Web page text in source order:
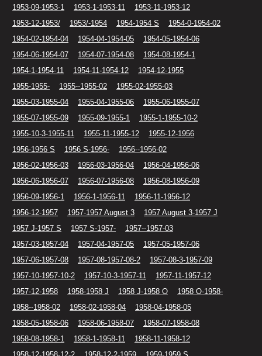
1953-09-1953-1 1953-1-1953-11
1953-11-1953-12
1953-12-1953/
1953/-1954 1954-1954 S
1954-0-1954-02
1954-02-1954-04
1954-04-1954-05
1954-05-1954-06
1954-06-1954-07
1954-07-1954-08
1954-08-1954-1
1954-1-1954-11
1954-11-1954-12
1954-12-1955
1955-1955-
1955--1955-02
1955-02-1955-03
1955-03-1955-04
1955-04-1955-06
1955-06-1955-07
1955-07-1955-09
1955-09-1955-1
1955-1-1955-10-2
1955-10-3-1955-11
1955-11-1955-12
1955-12-1956
1956-1956 S
1956 S-1956-
1956--1956-02
1956-02-1956-03
1956-03-1956-04
1956-04-1956-06
1956-06-1956-07
1956-07-1956-08
1956-08-1956-09
1956-09-1956-1
1956-1-1956-11
1956-11-1956-12
1956-12-1957
1957-1957 August 3
1957 August 3-1957 J
1957 J-1957 S
1957 S-1957-
1957--1957-03
1957-03-1957-04
1957-04-1957-05
1957-05-1957-06
1957-06-1957-08
1957-08-1957-08-2
1957-08-3-1957-09
1957-10-1957-10-2
1957-10-3-1957-11
1957-11-1957-12
1957-12-1958
1958-1958 J 1958 J-1958 O
1958 O-1958-
1958--1958-02
1958-02-1958-04
1958-04-1958-05
1958-05-1958-06
1958-06-1958-07
1958-07-1958-08
1958-08-1958-1
1958-1-1958-11
1958-11-1958-12